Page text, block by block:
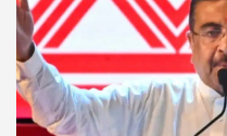
অসঙ্গতি ধরা পড়েছে। তাই
খতিয়ে দেখতে বিডিও স্তরে
হওয়ার পরেই প্রকৃত
হবে।নারী ও শিশুকল্যাণ